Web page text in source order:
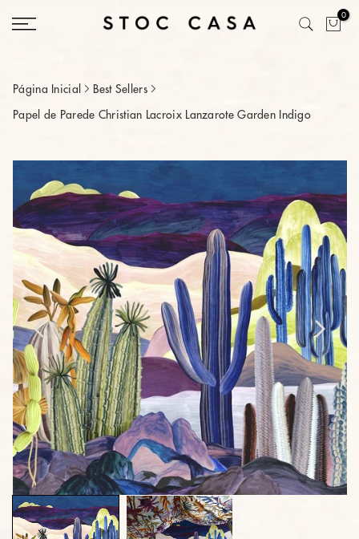
Saltar
0
Página Inicial Best Sellers
Papel de Parede Christian Lacroix Lanzarote Garden Indigo